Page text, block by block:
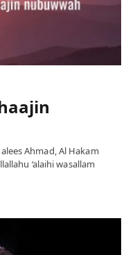
Ahmad, Al Hakam
‘alaihi wasallam